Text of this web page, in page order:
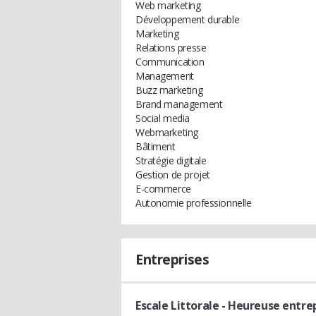
Web marketing
Développement durable
Marketing
Relations presse
Communication
Management
Buzz marketing
Brand management
Social media
Webmarketing
Bâtiment
Stratégie digitale
Gestion de projet
E-commerce
Autonomie professionnelle
Entreprises
Escale Littorale - Heureuse